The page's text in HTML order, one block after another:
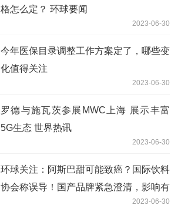
格怎么定？ 环球要闻
2023-06-30
今年医保目录调整工作方案定了，哪些变
化值得关注
2023-06-30
罗德与施瓦茨参展MWC上海 展示丰富
5G生态 世界热讯
2023-06-30
环球关注：阿斯巴甜可能致癌？国际饮料
协会称误导！国产品牌紧急澄清，影响有
2023-06-30